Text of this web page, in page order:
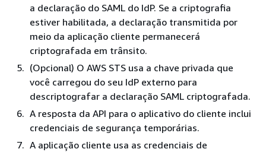
a declaração do SAML do IdP. Se a criptografia
estiver habilitada, a declaração transmitida por
meio da aplicação cliente permanecerá
criptografada em trânsito.
(Opcional) O AWS STS usa a chave privada que
você carregou do seu IdP externo para
descriptografar a declaração SAML criptografada.
A resposta da API para o aplicativo do cliente inclui
credenciais de segurança temporárias.
A aplicação cliente usa as credenciais de